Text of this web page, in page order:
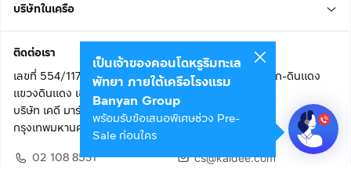
บริษัทในเครือ
ติดต่อเรา
เลขที่ 554/117 อาคารสกายไนน์ เซ็นเตอร์ ชั้น 22 ถนนอโศก-ดินแดง
แขวงดินแดง เขตดินแดง
บริษัท เคดี มาร์เก็ตเพลส จำกัด (สำนักงานใหญ่)
กรุงเทพมหานคร 10400
02 108 8531
cs@kaidee.com
เป็นเจ้าของคอนโดหรูริมทะเล
พัทยา ภายใต้เครือโรงแรม
Banyan Group
พร้อมรับข้อเสนอพิเศษช่วง Pre-
Sale ก่อนใคร